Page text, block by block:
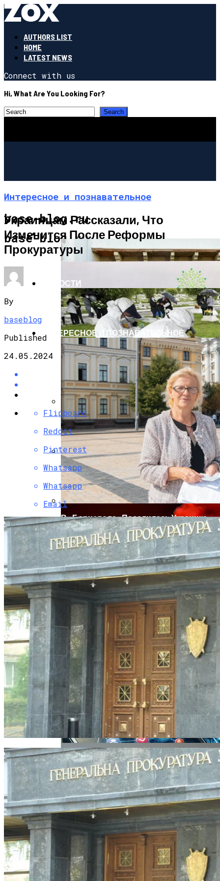
AUTHORS LIST
HOME
LATEST NEWS
Connect with us
Hi, What Are You Looking For?
base-blog.ru
base-blog.ru
ЭКОНОМИКА И ПОЛИТИКА
G7 Договорились Регулировать
Искусственный Интеллект
Растущая Концентрация Власти В
Руках Си Цзиньпина: Мир Не Обмануть
Военные Рельсы Спасут Британскую
Экономику?
НОВОСТИ
Коронавирус В США Оказался
Смертоноснее «испанки» 1918 Года
Извержение Вулкана На Юге Исландии:
Чрезвычайное Положение И Эвакуация
Индия Не Будет Спрашивать
ИНТЕРЕСНОЕ И ПОЗНАВАТЕЛЬНОЕ
В «Борисполе» Поселилась Украинка,
Депортированная Из Казахстана
В Киеве Ограничили Движение На
Проспекте Палладина
Интересное и познавательное
Украинцам Рассказали, Что
Изменится После Реформы
Прокуратуры
By
baseblog
Published
24.05.2024
Flipboard
Reddit
Pinterest
Whatsapp
Whatsapp
Email